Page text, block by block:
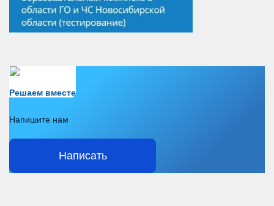
Решаем вместе
Напишите нам
Написать